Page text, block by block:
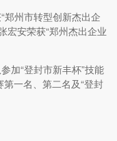
郑州市转型创新杰出企
宏安荣获“郑州杰出企业
加“登封市新丰杯”技能
一名、第二名及“登封